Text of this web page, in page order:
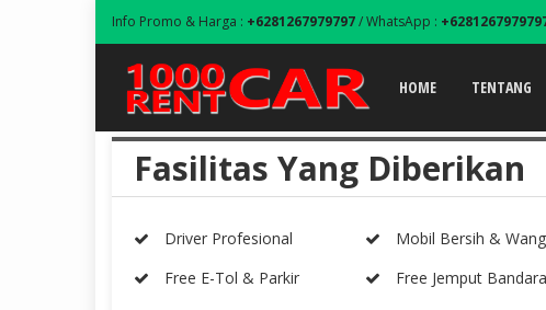
Info Promo & Harga : +6281267979797/ WhatsApp :
HOME TENTANG
Fasilitas Yang Diberikan
Driver Profesional Mobil Bersih &
Free E-Tol & Parkir
Free Jemput Bandara